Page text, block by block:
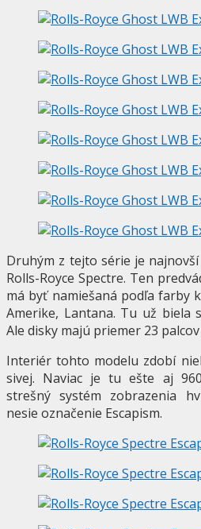
Druhým z tejto série je
Rolls-Royce Spectre. Ten
má byť namiešaná podľa farby
Amerike, Lantana. Tu už biela
Ale disky majú priemer 23
Interiér tohto modelu zdobí
sivej. Naviac je tu ešte aj
strešný systém zobrazenia
nesie označenie Escapism.